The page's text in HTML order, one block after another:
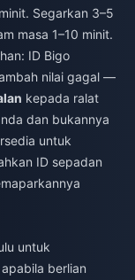
Segarkan 3–5
masa 1–10 minit.
ID Bigo
nilai gagal —
kepada ralat
dan bukannya
untuk
ID sepadan
untuk
berlian